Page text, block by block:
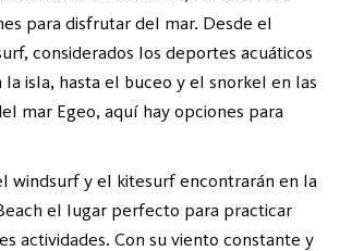
para disfrutar del mar. Desde el
considerados los deportes acuáticos
isla, hasta el buceo y el snorkel en las
mar Egeo, aquí hay opciones para
windsurf y el kitesurf encontrarán en la
el lugar perfecto para practicar
actividades. Con su viento constante y